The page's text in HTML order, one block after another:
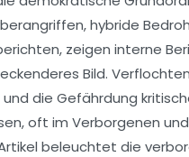
hybride
zeigen interne
Bild.
die Gefährdung
oft im Verborgenen
beleuchtet die